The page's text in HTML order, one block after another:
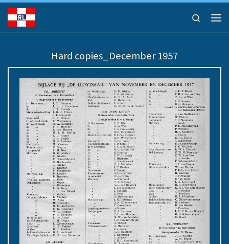
Ga naar inhoud
Search
Hard copies_December 1957